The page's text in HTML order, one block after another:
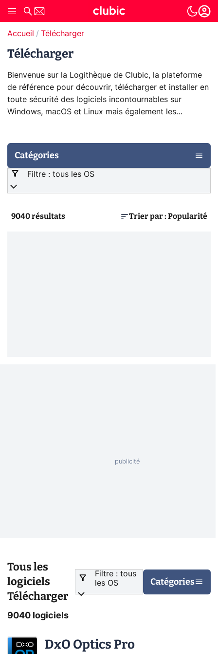
Accueil Télécharger
Télécharger
Bienvenue sur la Logithèque de Clubic, la plateforme
de référence pour découvrir, télécharger et installer en
toute sécurité des logiciels incontournables sur
Windows, macOS et Linux mais également les
Catégories
Filtre : tous les OS
Tous les
logiciels
Télécharger
Filtre : tous
les OS
Catégories
9040 logiciels
9040résultats Trier par : Popularité
DxO Optics Pro